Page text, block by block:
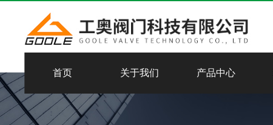
首页 关于我们 产品中心